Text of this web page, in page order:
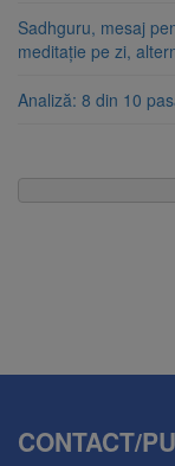
Sadhguru, mesaj
meditație pe zi,
Analiză: 8 din 10
CONTACT/